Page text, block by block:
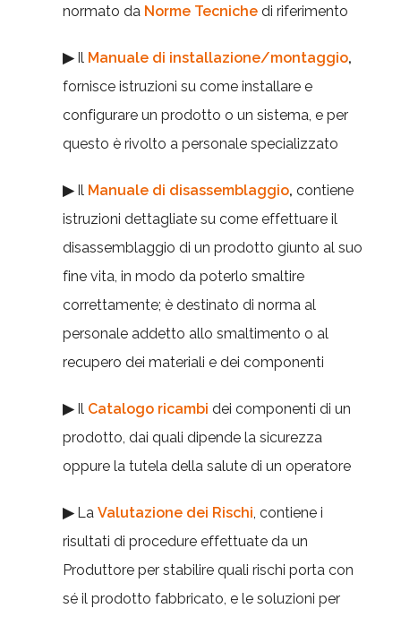
normato da Norme Tecniche di riferimento
▶ Il Manuale di installazione/montaggio,
fornisce istruzioni su come installare e
configurare un prodotto o un sistema, e per
questo è rivolto a personale specializzato
▶ Il Manuale di disassemblaggio, contiene
istruzioni dettagliate su come effettuare il
disassemblaggio di un prodotto giunto al suo
fine vita, in modo da poterlo smaltire
correttamente; è destinato di norma al
personale addetto allo smaltimento o al
recupero dei materiali e dei componenti
▶ Il Catalogo ricambi dei componenti di un
prodotto, dai quali dipende la sicurezza
oppure la tutela della salute di un operatore
▶ La Valutazione dei Rischi, contiene i
risultati di procedure effettuate da un
Produttore per stabilire quali rischi porta con
sé il prodotto fabbricato, e le soluzioni per